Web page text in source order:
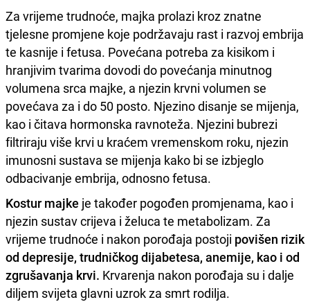
Za vrijeme trudnoće, majka prolazi kroz znatne
tjelesne promjene koje podržavaju rast i razvoj embrija
te kasnije i fetusa. Povećana potreba za kisikom i
hranjivim tvarima dovodi do povećanja minutnog
volumena srca majke, a njezin krvni volumen se
povećava za i do 50 posto. Njezino disanje se mijenja,
kao i čitava hormonska ravnoteža. Njezini bubrezi
filtriraju više krvi u kraćem vremenskom roku, njezin
imunosni sustava se mijenja kako bi se izbjeglo
odbacivanje embrija, odnosno fetusa.
Kostur majke je također pogođen promjenama, kao i
njezin sustav crijeva i želuca te metabolizam. Za
vrijeme trudnoće i nakon porođaja postoji povišen rizik
od depresije, trudničkog dijabetesa, anemije, kao i od
zgrušavanja krvi. Krvarenja nakon porođaja su i dalje
diljem svijeta glavni uzrok za smrt rodilja.